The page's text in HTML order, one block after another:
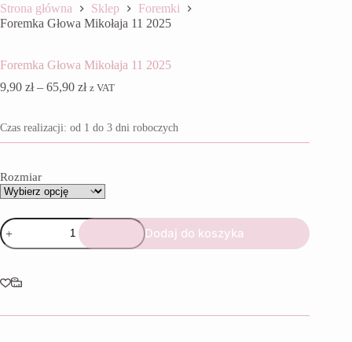
Strona główna Sklep
Foremki
Foremka Głowa Mikołaja 11 2025
Foremka Głowa Mikołaja 11 2025
9,90 zł – 65,90 złZakres
9,90 zł
do
z VAT
Czas realizacji: od 1 do 3 dni roboczych
Rozmiar
ilość
Foremka
Głowa
11
2025
Dodaj do koszyka